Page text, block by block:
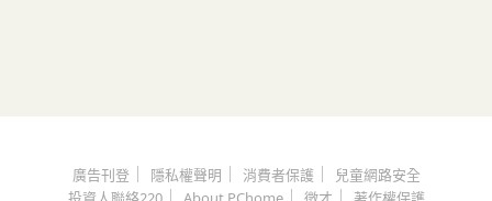
廣告刊登｜ 隱私權聲明 消費者保護｜
兒童網路安全